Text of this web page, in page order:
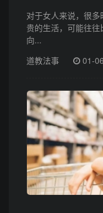
对于女人来说，很
贵的生活，可能往
向...
道教法事
01-06